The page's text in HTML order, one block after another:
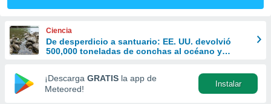
las
y
forma
digital
basada
Ciencia
De desperdicio a santuario: EE. UU. devolvió
500,000 toneladas de conchas al océano y
¡Descarga GRATIS la app de
Meteored!
Instalar